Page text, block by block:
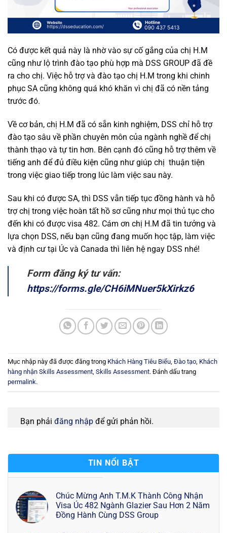
Có được kết quả này là nhờ vào sự cố gắng của chị H.M
cũng như lộ trình đào tạo phù hợp mà DSS GROUP đã đề
ra cho chị. Việc hỗ trợ và đào tạo chị H.M trong khi chinh
phục SA cũng không quá khó khăn vì chị đã có nền tảng
trước đó.
Về cơ bản, chị H.M đã có sẵn kinh nghiệm, DSS chỉ hỗ trợ
đào tạo sâu về phần chuyên môn của ngành nghề để chị
thành thạo và tự tin hơn. Bên cạnh đó cũng hỗ trợ thêm về
tiếng anh để đủ điều kiện cũng như giúp chị thuận tiện
trong việc giao tiếp trong lúc làm việc sau này.
Sau khi có được SA, thì DSS vẫn tiếp tục đồng hành và hỗ
trợ chị trong việc hoàn tất hồ sơ cũng như mọi thủ tục cho
đến khi có được visa 482. Cám ơn chị H.M đã tin tưởng và
lựa chọn DSS, nếu bạn cũng đang muốn học tập, làm việc
và định cư tại Úc và Canada thì liên hệ ngay DSS nhé!
Form đăng ký tư vấn:
https://forms.gle/CH6iMNuer5kXirkz6
Mục nhập này đã được đăng trong Khách Hàng Tiêu Biểu, Đào tạo, Khách
hàng nhận Skills Assessment, Skills Assessment. Đánh dấu trang
permalink.
Bạn phải đăng nhập để gửi phản hồi.
TIN NỔI BẬT
Chúc Mừng Anh T.M.K Thành Công Nhận
Visa Úc 482 Ngành Glazier Sau Hơn 2 Năm
Đồng Hành Cùng DSS Group